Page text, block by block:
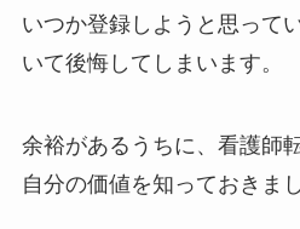
いつか登録しようと思って
いて後悔してしまいます。
余裕があるうちに、看護師
自分の価値を知っておきま